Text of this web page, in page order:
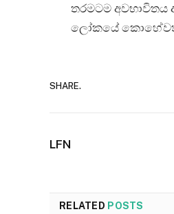
තරමටම අවභාවිතය
ලෝකයේ
SHARE.
LFN
RELATED POSTS